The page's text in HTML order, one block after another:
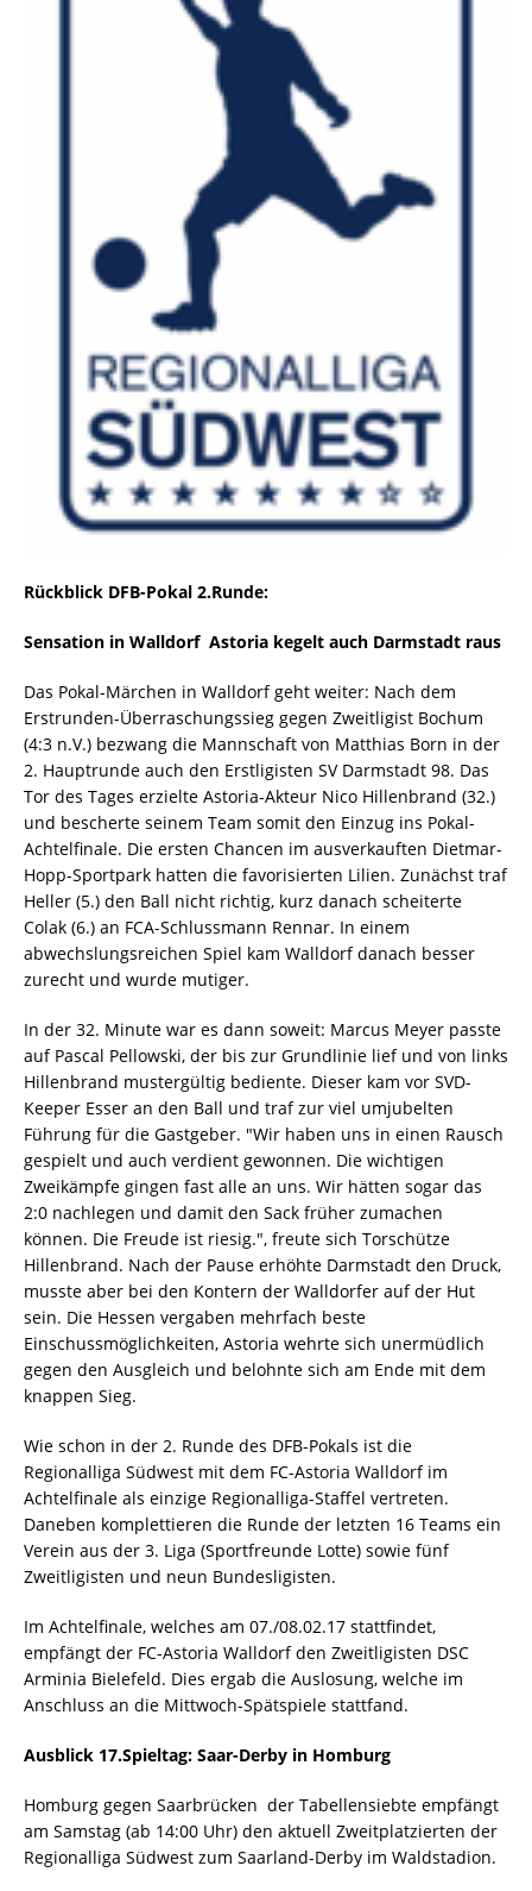
Rückblick DFB-Pokal 2.Runde:
Sensation in Walldorf  Astoria kegelt auch Darmstadt raus
Das Pokal-Märchen in Walldorf geht weiter: Nach dem
Erstrunden-Überraschungssieg gegen Zweitligist Bochum
(4:3 n.V.) bezwang die Mannschaft von Matthias Born in der
2. Hauptrunde auch den Erstligisten SV Darmstadt 98. Das
Tor des Tages erzielte Astoria-Akteur Nico Hillenbrand (32.)
und bescherte seinem Team somit den Einzug ins Pokal-
Achtelfinale. Die ersten Chancen im ausverkauften Dietmar-
Hopp-Sportpark hatten die favorisierten Lilien. Zunächst traf
Heller (5.) den Ball nicht richtig, kurz danach scheiterte
Colak (6.) an FCA-Schlussmann Rennar. In einem
abwechslungsreichen Spiel kam Walldorf danach besser
zurecht und wurde mutiger.
In der 32. Minute war es dann soweit: Marcus Meyer passte
auf Pascal Pellowski, der bis zur Grundlinie lief und von links
Hillenbrand mustergültig bediente. Dieser kam vor SVD-
Keeper Esser an den Ball und traf zur viel umjubelten
Führung für die Gastgeber. "Wir haben uns in einen Rausch
gespielt und auch verdient gewonnen. Die wichtigen
Zweikämpfe gingen fast alle an uns. Wir hätten sogar das
2:0 nachlegen und damit den Sack früher zumachen
können. Die Freude ist riesig.", freute sich Torschütze
Hillenbrand. Nach der Pause erhöhte Darmstadt den Druck,
musste aber bei den Kontern der Walldorfer auf der Hut
sein. Die Hessen vergaben mehrfach beste
Einschussmöglichkeiten, Astoria wehrte sich unermüdlich
gegen den Ausgleich und belohnte sich am Ende mit dem
knappen Sieg.
Wie schon in der 2. Runde des DFB-Pokals ist die
Regionalliga Südwest mit dem FC-Astoria Walldorf im
Achtelfinale als einzige Regionalliga-Staffel vertreten.
Daneben komplettieren die Runde der letzten 16 Teams ein
Verein aus der 3. Liga (Sportfreunde Lotte) sowie fünf
Zweitligisten und neun Bundesligisten.
Im Achtelfinale, welches am 07./08.02.17 stattfindet,
empfängt der FC-Astoria Walldorf den Zweitligisten DSC
Arminia Bielefeld. Dies ergab die Auslosung, welche im
Anschluss an die Mittwoch-Spätspiele stattfand.
Ausblick 17.Spieltag: Saar-Derby in Homburg
Homburg gegen Saarbrücken  der Tabellensiebte empfängt
am Samstag (ab 14:00 Uhr) den aktuell Zweitplatzierten der
Regionalliga Südwest zum Saarland-Derby im Waldstadion.